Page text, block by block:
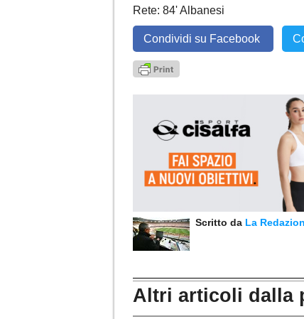
Rete: 84' Albanesi
Condividi su Facebook
Scritto da La
Altri articoli dalla